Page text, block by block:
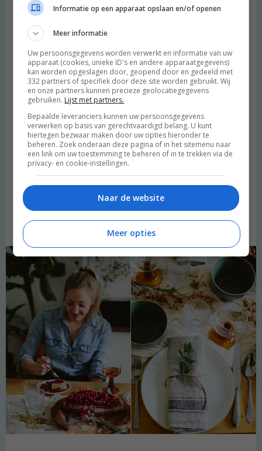
beetje rijst? Oh, kan ook eigenlijk ook best door de soep. Eigenlijk
kan altijd alles door de soep, heb ik de laatste tijd geleerd ;)
Precilla heeft tijdens haar werk in de horeca in Nieuw Zeeland
ervaren hoe vreselijk veel eten er wordt weggegooid door
restaurants. Daar moeten toch oplossingen voor zijn? Het is bijna
niet voor te stellen dat dit vandaag de dag nog kan gebeuren.
Michelle, die nu in de horeca werkt, vertelt dat gelukkig
tegenwoordig bij veel restaurants de extra’s, naast de
hoofdmaaltijd (zoals frites en salade,) optioneel worden
aangeboden. Zo voorkomen veel restaurants zoveel mogelijk dat
deze producten zoveel worden weggegooid. Het zijn inderdaad
vaak de frietjes en de blaadjes sla die blijven liggen – zonde! Het
over wat er op hun bord ligt.
Gewenning
Informatie op een apparaat opslaan en/of openen
Meer informatie
Uw persoonsgegevens worden verwerkt en informatie van uw
apparaat (cookies, unieke ID's en andere apparaatgegevens)
kan worden opgeslagen door, geopend door en gedeeld met
332 partners of specifiek door deze site worden gebruikt. Wij
en onze partners kunnen precieze geolocatiegegevens
gebruiken. Lijst met partners.
Bepaalde leveranciers kunnen uw persoonsgegevens
verwerken op basis van gerechtvaardigd belang. U kunt
hiertegen bezwaar maken door uw opties hieronder te
beheren. Zoek onderaan deze pagina of in het sitemenu naar
een link om uw toestemming te beheren of in te trekken via de
privacy- en cookie-instellingen.
Naar de website
Meer opties